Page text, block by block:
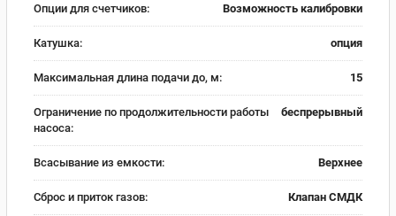
Опции для счетчиков: Возможность калибровки
Катушка: опция
Максимальная длина подачи до, м: 15
Ограничение по продолжительности работы
насоса:
беспрерывный
Всасывание из емкости: Верхнее
Сброс и приток газов: Клапан СМДК